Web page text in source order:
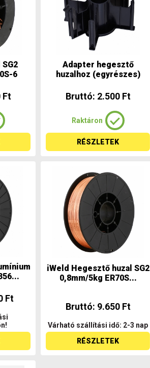
6
Ft
Adapter hegesztő
huzalhoz (egyrészes)
Bruttó: 2.500 Ft
Raktáron
RÉSZLETEK
Ft
iWeld Hegesztő huzal SG2
0,8mm/5kg ER70S...
Bruttó: 9.650 Ft
Várható szállítási idő: 2-3 nap
RÉSZLETEK